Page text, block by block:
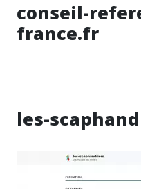
conseil-
france.fr
les-